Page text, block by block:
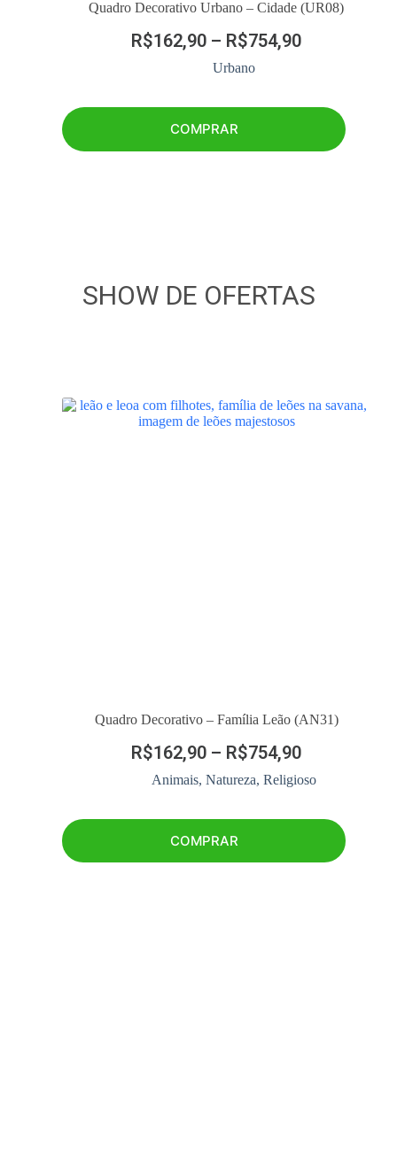
Quadro Decorativo Urbano – Cidade (UR08)
R$162,90 – R$754,90
Urbano
COMPRAR
SHOW DE OFERTAS
Quadro Decorativo – Família Leão (AN31)
R$162,90 – R$754,90
Animais, Natureza, Religioso
COMPRAR